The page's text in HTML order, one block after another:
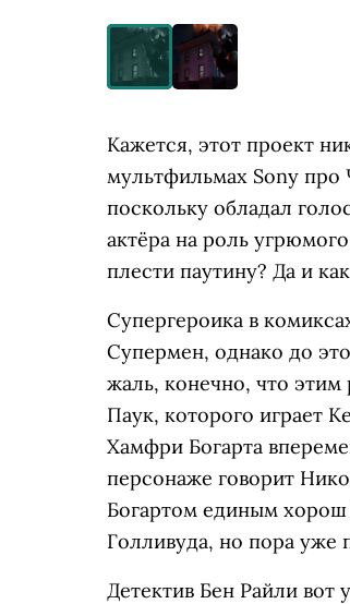
Кажется, этот проект
мультфильмах Sony про
поскольку обладал
актёра на роль
плести паутину? Да и
Супергероика в
Супермен, однако до
жаль, конечно, что
Паук, которого играет
Хамфри Богарта
персонаже говорит
Богартом единым хорош
Голливуда, но пора уже
Детектив Бен Райли вот